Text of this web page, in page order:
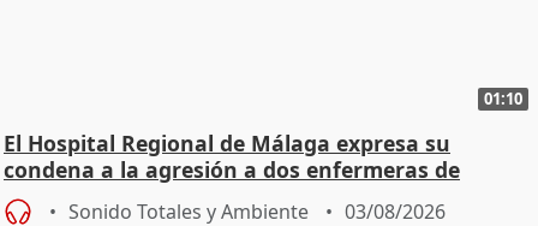
01:10
El Hospital Regional de Málaga expresa su
condena a la agresión a dos enfermeras de
Urgencias
Sonido Totales y Ambiente 03/08/2026